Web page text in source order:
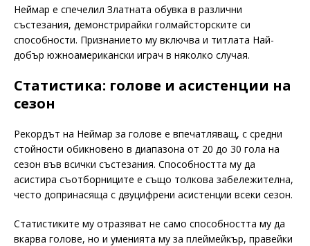
Неймар е спечелил Златната обувка в различни
състезания, демонстрирайки голмайсторските си
способности. Признанието му включва и титлата Най-
добър южноамерикански играч в няколко случая.
Статистика: голове и асистенции на
сезон
Рекордът на Неймар за голове е впечатляващ, с средни
стойности обикновено в диапазона от 20 до 30 гола на
сезон във всички състезания. Способността му да
асистира съотборниците е също толкова забележителна,
често допринасяща с двуцифрени асистенции всеки сезон.
Статистиките му отразяват не само способността му да
вкарва голове, но и уменията му за плеймейкър, правейки